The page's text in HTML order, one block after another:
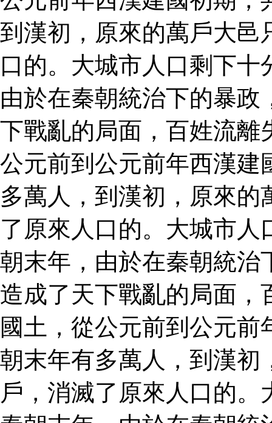
到漢初，原來的萬戶大邑
口的。大城市人口剩下
由於在秦朝統治下的暴
下戰亂的局面，百姓流離
公元前到公元前年西漢建
多萬人，到漢初，原來
了原來人口的。大城市
朝末年，由於在秦朝統治
造成了天下戰亂的局面，
國土，從公元前到公元
朝末年有多萬人，到漢初
戶，消滅了原來人口的